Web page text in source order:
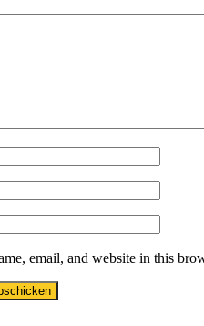
email, and website in this